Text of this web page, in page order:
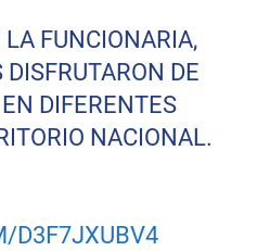
LA FUNCIONARIA,
DE
DIFERENTES
NACIONAL.
D3F7JXUBV4